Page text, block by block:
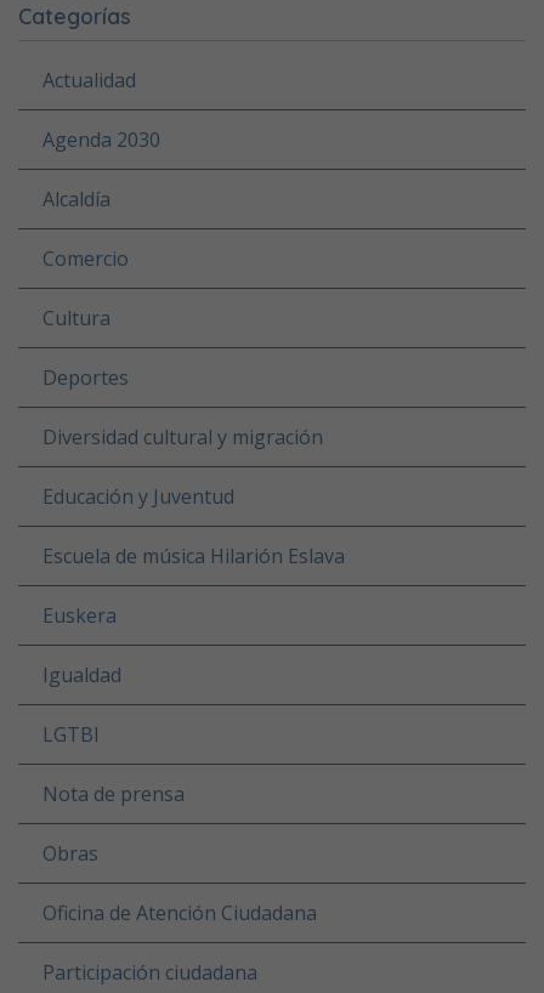
Categorías
Actualidad
Agenda 2030
Alcaldía
Comercio
Cultura
Deportes
Diversidad cultural y migración
Educación y Juventud
Escuela de música Hilarión Eslava
Euskera
Igualdad
LGTBI
Nota de prensa
Obras
Oficina de Atención Ciudadana
Participación ciudadana